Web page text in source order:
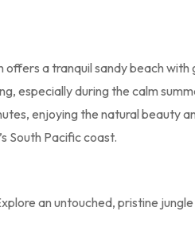
a tranquil sandy beach
especially during the calm
enjoying the natural beauty
South Pacific coast.
an untouched, pristine